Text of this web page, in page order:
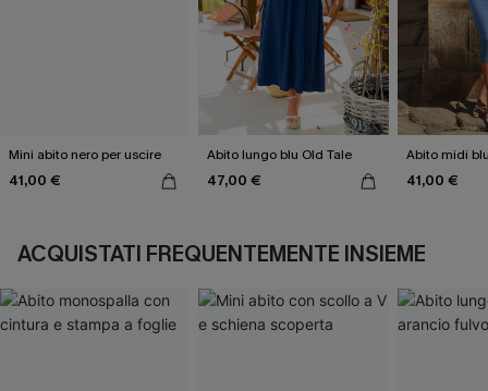
Mini abito nero per uscire
41,00 €
Abito lungo blu Old Tale
47,00 €
Abito midi
41,00 €
ACQUISTATI FREQUENTEMENTE INSIEME